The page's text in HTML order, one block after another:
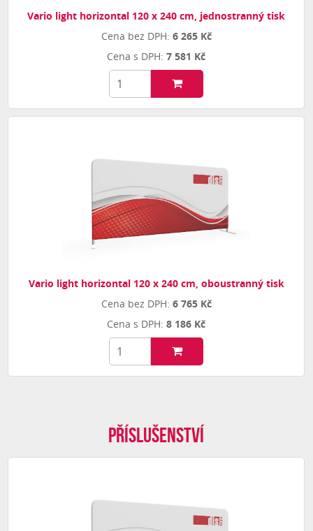
Vario light horizontal 120 x 240 cm, jednostranný tisk
6 265 Kč
7 581 Kč
Vario light horizontal 120 x 240 cm, oboustranný tisk
6 765 Kč
8 186 Kč
Příslušenství